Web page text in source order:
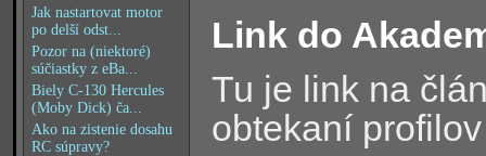
Jak nastartovat motor
po delší odst...
Pozor na (niektoré)
súčiastky z eBa...
Biely C-130 Hercules
(Moby Dick) ča...
Ako na zistenie dosahu
RC súpravy?
Link do
Tu je link na
obtekaní